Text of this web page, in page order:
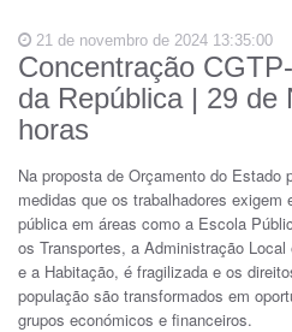
21 de novembro de 2024 13:35:00
Concentração
da República | 29 de
horas
Na proposta de Orçamento do Estado
medidas que os trabalhadores
pública em áreas como a Escola
os Transportes, a Administração
e a Habitação, é fragilizada e os
população são transformados em
grupos económicos e financeiros.